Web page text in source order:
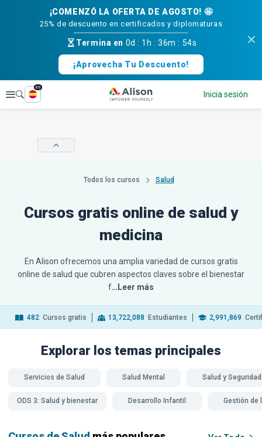
¡COMENZÓ LA OFERTA DE AGOSTO! 🤩
25% de descuento en certificados y diplomaturas
Termina en 0d : 1h :36m : 53s
¡Aprovecha Tu Descuento!
Explorar
es
Inicia sesión
Todos los cursos Salud
Cursos gratis online de salud y
medicina
En Alison ofrecemos una amplia variedad de cursos gratis
online de salud que cubren aspectos claves sobre el bienestar
f…Leer más
482 Cursos gratis 13,722,088 Estudiantes 2,991,869
Explorar los temas principales
Servicios de Salud Salud Mental Salud y Seguridad
ODS 3: Salud y bienestar Desarrollo Infantil Gestión de